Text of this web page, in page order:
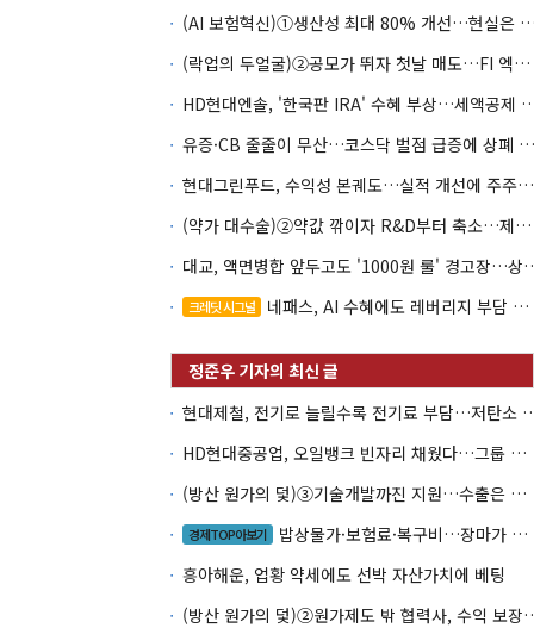
(AI 보험혁신)①생산성 최대 80%
(락업의 두얼굴)②공모가 뛰자 첫날 매도…FI 엑시트 전략 갈렸다
HD현대엔솔, '한국판 IRA' 수혜
유증·CB 줄줄이 무산…코스닥 벌점 급증에 상폐 압박
현대그린푸드, 수익성 본궤도…실적 개선에 주주환원까지
(약가 대수술)②약값 깎이자 R&D부터 축소…제약업계 비상경영 돌입
대교, 액면병합 앞두고
크레딧 시그널 네패스, AI 수혜에도 레버리지 부담 여전
현대제철, 전기로 늘릴수록
HD현대중공업, 오일뱅크 빈자리 채웠다…그룹 배당 핵심축 부상
(방산 원가의 덫)③기술개발까진 지원…수출은 각자도생
경제TOP아보기
밥상물가·보험료·복구비…장마가 내미는 청구서
흥아해운, 업황 약세에도 선박 자산가치에 베팅
(방산 원가의 덫)②원가제